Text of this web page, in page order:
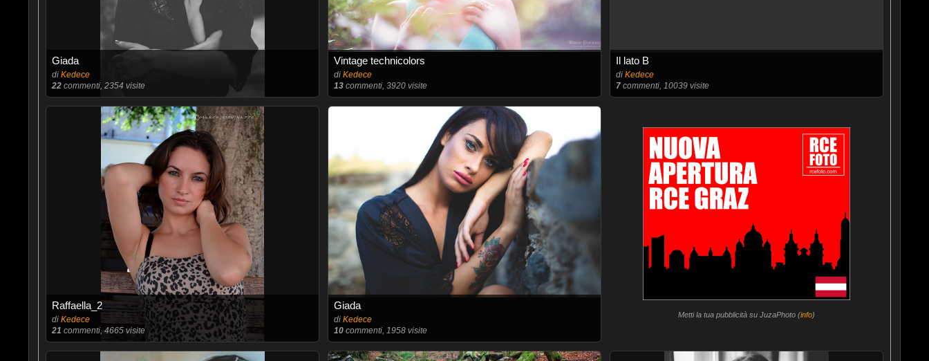
Giada
di Kedece
22commenti, 2354 visite
Vintage technicolors
di Kedece
13commenti, 3920 visite
Il lato B
diKedece
7 commenti, 10039 visite
Raffaella_2
di Kedece
21 commenti, 4665 visite
Giada
di Kedece
10commenti, 1958 visite
Metti la tua pubblicità su JuzaPhoto (info)